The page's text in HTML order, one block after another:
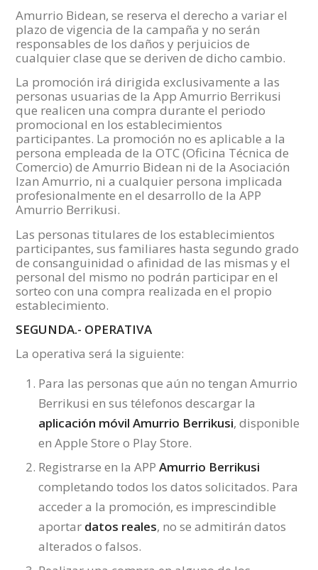
Amurrio Bidean, se reserva el derecho a variar el
plazo de vigencia de la campaña y no serán
responsables de los daños y perjuicios de
cualquier clase que se deriven de dicho cambio.
La promoción irá dirigida exclusivamente a las
personas usuarias de la App Amurrio Berrikusi
que realicen una compra durante el periodo
promocional en los establecimientos
participantes. La promoción no es aplicable a la
persona empleada de la OTC (Oficina Técnica de
Comercio) de Amurrio Bidean ni de la Asociación
Izan Amurrio, ni a cualquier persona implicada
profesionalmente en el desarrollo de la APP
Amurrio Berrikusi.
Las personas titulares de los establecimientos
participantes, sus familiares hasta segundo grado
de consanguinidad o afinidad de las mismas y el
personal del mismo no podrán participar en el
sorteo con una compra realizada en el propio
establecimiento.
SEGUNDA.- OPERATIVA
La operativa será la siguiente:
Para las personas que aún no tengan Amurrio
Berrikusi en sus télefonos descargar la
aplicación móvil Amurrio Berrikusi, disponible
en Apple Store o Play Store.
Registrarse en la APPAmurrio Berrikusi
completando todos los datos solicitados. Para
acceder a la promoción, es imprescindible
aportar datos reales, no se admitirán datos
alterados o falsos.